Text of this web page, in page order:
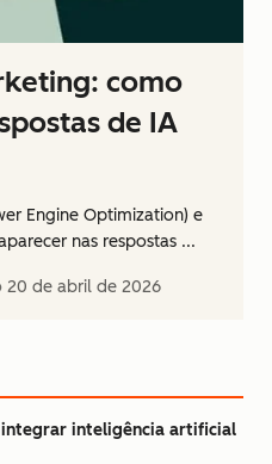
como
de IA
Engine Optimization) e
nas respostas ...
20 de abril de 2026
inteligência artificial